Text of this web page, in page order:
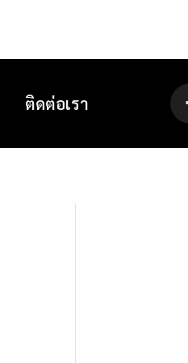
ติดต่อเรา